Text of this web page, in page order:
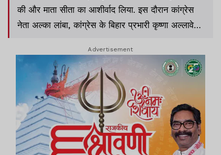
की और माता सीता का आशीर्वाद लिया. इस दौरान कांग्रेस
नेता अल्का लांबा, कांग्रेस के बिहार प्रभारी कृष्णा अल्लावेरु
अर्चना के बाद वोटर अधिकार यात्रा अपने तय रूट के आधार
पर आगे बढ़ गई.
Advertisement